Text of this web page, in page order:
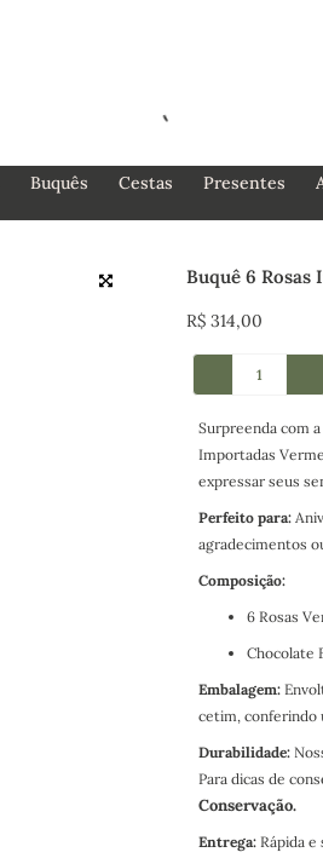
Buquês Cestas Presentes
Buquê 6 Rosas
R$314,00
Surpreenda com
Importadas
expressar seus
Perfeito para:
agradecimentos
Composição:
6 Rosas
Chocolate
Embalagem:
cetim, conferindo
Durabilidade:
Para dicas de
Conservação.
Entrega: Rápida